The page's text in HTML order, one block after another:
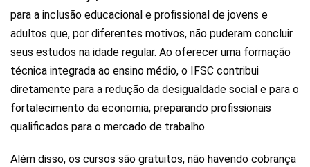
para a inclusão educacional e profissional de jovens e
adultos que, por diferentes motivos, não puderam concluir
seus estudos na idade regular. Ao oferecer uma formação
técnica integrada ao ensino médio, o IFSC contribui
diretamente para a redução da desigualdade social e para o
fortalecimento da economia, preparando profissionais
qualificados para o mercado de trabalho.
Além disso, os cursos são gratuitos, não havendo cobrança